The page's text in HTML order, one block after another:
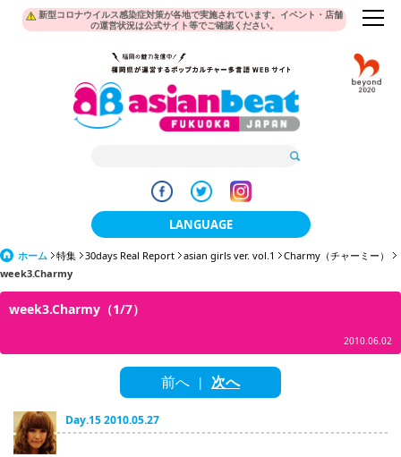
新型コロナウイルス感染症対策が各地で実施されています。イベント・店舗
の運営状況は公式サイト等でご確認ください。
LANGUAGE
日本語
한국어
繁體中文
English
ホーム 特集 30days Real Report asian girls ver. vol.1
Charmy（チャーミー）
week3.Charmy
week3.Charmy（1/7）
2010.06.02
前へ | 次へ
Day.15 2010.05.27